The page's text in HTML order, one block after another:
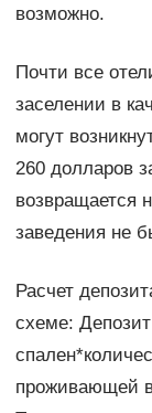
возможно.
Почти все
заселении в
могут
260 долларов
возвращается
заведения не
Расчет
схеме:
проживающей